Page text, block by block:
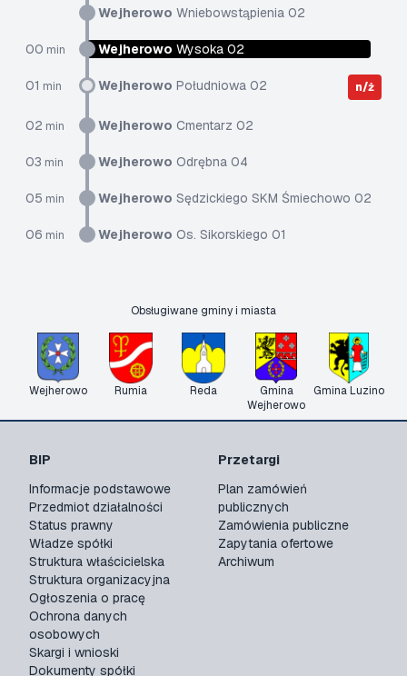
Wejherowo Wniebowstąpienia 02
00 min Wejherowo Wysoka 02
01 min Wejherowo Południowa 02 n/ż
02 min Wejherowo Cmentarz 02
03 min Wejherowo Odrębna 04
05 min Wejherowo Sędzickiego SKM Śmiechowo 02
06 min Wejherowo Os. Sikorskiego 01
Obsługiwane gminy i miasta
Wejherowo Rumia Reda
Gmina
Wejherowo
Gmina Luzino
BIP
Informacje podstawowe
Przedmiot działalności
Status prawny
Władze spółki
Struktura właścicielska
Struktura organizacyjna
Ogłoszenia o pracę
Ochrona danych
osobowych
Skargi i wnioski
Dokumenty spółki
Przetargi
Plan zamówień
publicznych
Zamówienia publiczne
Zapytania ofertowe
Archiwum